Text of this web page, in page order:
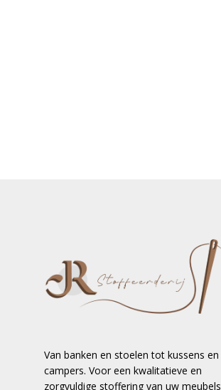
Van banken en stoelen tot kussens en
campers. Voor een kwalitatieve en
zorgvuldige stoffering van uw meubels